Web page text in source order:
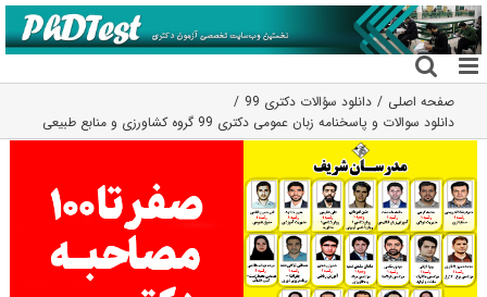
رفتن
به
محتوا
صفحه اصلی
دانلود سؤالات دکتری 99
دانلود سوالات و پاسخنامه زبان عمومی دکتری 99 گروه کشاورزی و منابع طبیعی